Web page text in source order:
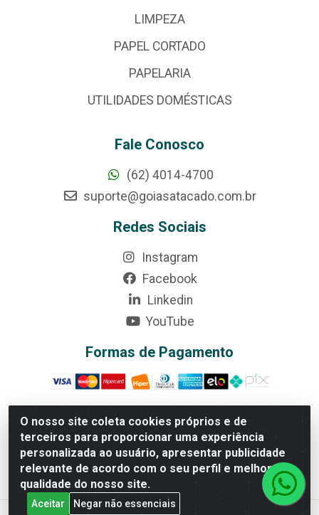
O nosso site coleta cookies próprios e de
terceiros para proporcionar uma experiência
personalizada ao usuário, apresentar publicidade
relevante de acordo com o seu perfil e melhorar a
qualidade do nosso site.
Aceitar Negar não essenciais
LIMPEZA
PAPEL CORTADO
PAPELARIA
UTILIDADES DOMÉSTICAS
Fale Conosco
(62) 4014-4700
suporte@goiasatacado.com.br
Redes Sociais
Instagram
Facebook
Linkedin
YouTube
Formas de Pagamento
Rede Brasil - Avenida Universitária, nº 3860, Jardim das
Américas II Etapa - Anápolis/GO - CEP 75070-415 - CNPJ
07.728.073/0002-24